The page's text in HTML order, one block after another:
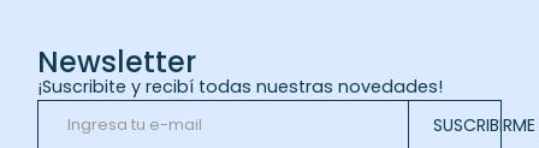
Newsletter
¡Suscribite y recibí todas nuestras novedades!
SUSCRIBIRME